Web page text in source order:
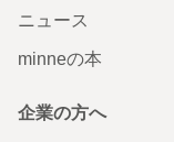
ニュース
minneの本
企業の方へ